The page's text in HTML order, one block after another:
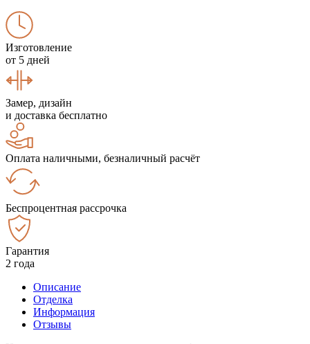
Изготовление
от 5 дней
Замер, дизайн
и доставка бесплатно
Оплата наличными, безналичный расчёт
Беспроцентная рассрочка
Гарантия
2 года
Описание
Отделка
Информация
Отзывы